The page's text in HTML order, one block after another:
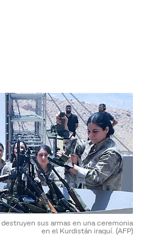
sus armas en una ceremonia
en el Kurdistán iraquí. (AFP)